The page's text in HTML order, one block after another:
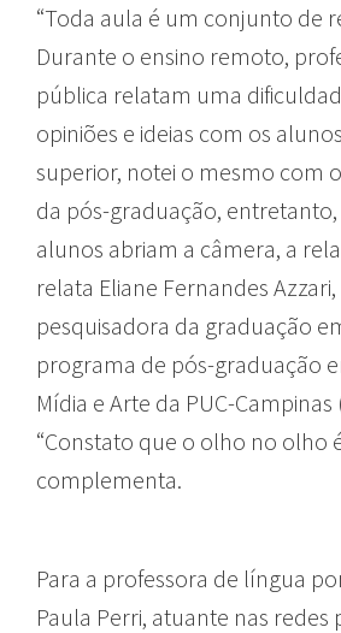
“Toda aula é um conjunto de
Durante o ensino remoto,
pública relatam uma
opiniões e ideias com os
superior, notei o mesmo com
da pós-graduação,
alunos abriam a câmera, a
relata Eliane Fernandes
pesquisadora da graduação
programa de pós-graduação
Mídia e Arte da PUC-Campinas
“Constato que o olho no olho
complementa.
Para a professora de língua
Paula Perri, atuante nas redes